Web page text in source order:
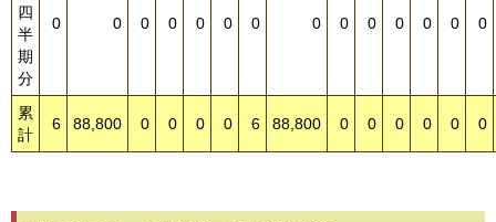
四
半
期
分
0 0 0 0 0 0 0 0 0 0 0 0 0 0
累
計
6 88,800 0 0 0 0 6 88,800 0 0 0 0 0 0